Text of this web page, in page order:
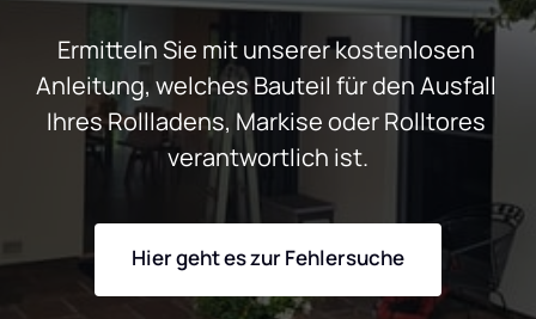
Ermitteln Sie mit unserer kostenlosen
Anleitung, welches Bauteil für den Ausfall
Ihres Rollladens, Markise oder Rolltores
verantwortlich ist.
Hier geht es zur Fehlersuche